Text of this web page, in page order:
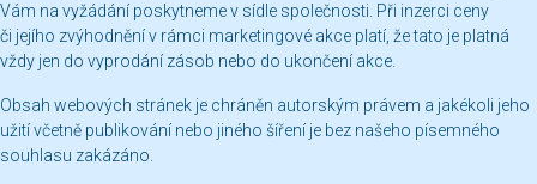
Vám na vyžádání poskytneme v sídle společnosti. Při inzerci ceny
či jejího zvýhodnění v rámci marketingové akce platí, že tato je platná
vždy jen do vyprodání zásob nebo do ukončení akce.
Obsah webových stránek je chráněn autorským právem a jakékoli jeho
užití včetně publikování nebo jiného šíření je bez našeho písemného
souhlasu zakázáno.